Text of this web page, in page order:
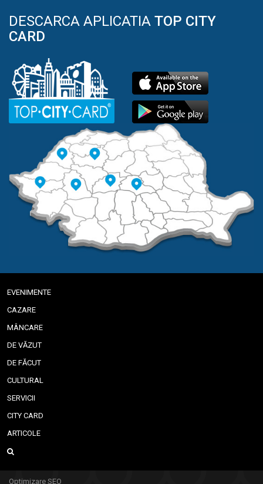
DESCARCA APLICATIA TOP CITY
CARD
EVENIMENTE
CAZARE
MÂNCARE
DE VĂZUT
DE FĂCUT
CULTURAL
SERVICII
CITY CARD
ARTICOLE
Optimizare SEO